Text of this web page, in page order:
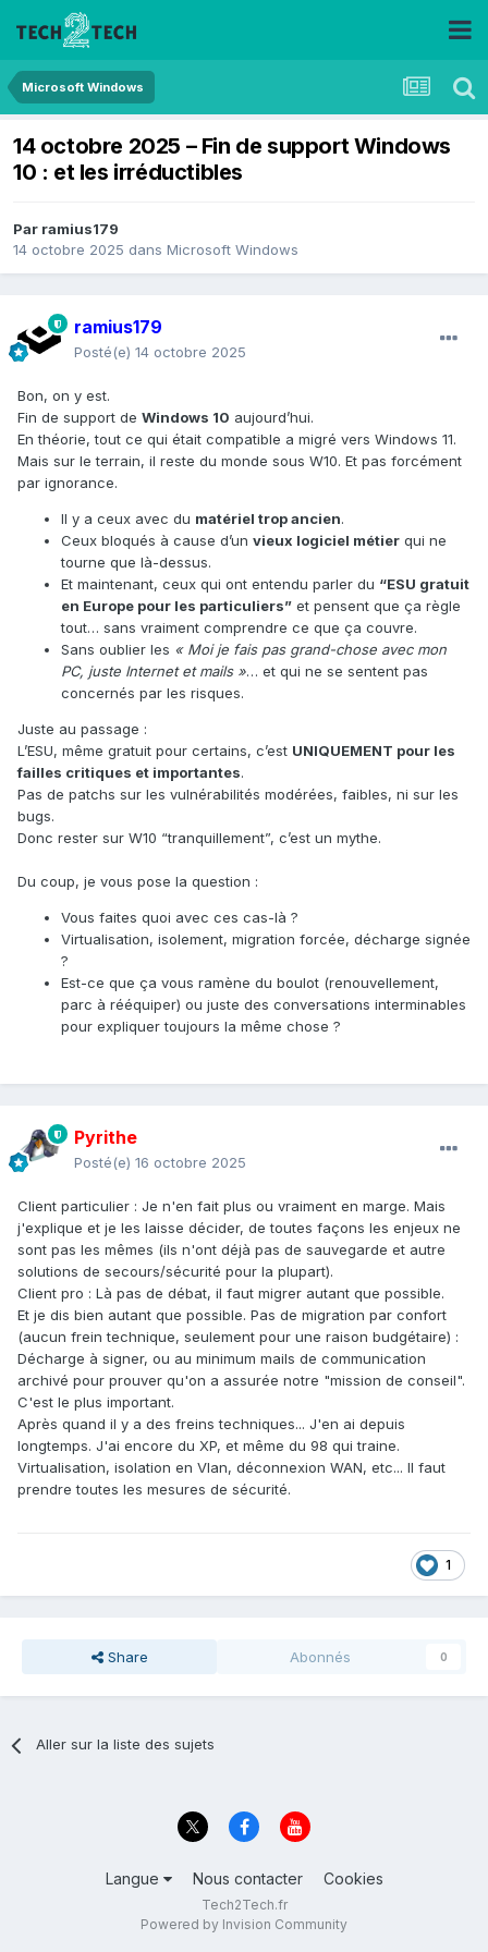
Microsoft Windows
14 octobre 2025 – Fin de support Windows
10 : et les irréductibles
Par ramius179
14 octobre 2025 dans Microsoft Windows
ramius179
Posté(e) 14 octobre 2025
Bon, on y est.
Fin de support de Windows 10 aujourd’hui.
En théorie, tout ce qui était compatible a migré vers Windows 11.
Mais sur le terrain, il reste du monde sous W10. Et pas forcément
par ignorance.
Il y a ceux avec du matériel trop ancien.
Ceux bloqués à cause d’un vieux logiciel métier qui ne
tourne que là-dessus.
Et maintenant, ceux qui ont entendu parler du “ESU gratuit
en Europe pour les particuliers” et pensent que ça règle
tout… sans vraiment comprendre ce que ça couvre.
Sans oublier les « Moi je fais pas grand-chose avec mon
PC, juste Internet et mails »… et qui ne se sentent pas
concernés par les risques.
Juste au passage :
L’ESU, même gratuit pour certains, c’est UNIQUEMENT pour les
failles critiques et importantes.
Pas de patchs sur les vulnérabilités modérées, faibles, ni sur les
bugs.
Donc rester sur W10 “tranquillement”, c’est un mythe.
Du coup, je vous pose la question :
Vous faites quoi avec ces cas-là ?
Virtualisation, isolement, migration forcée, décharge signée
?
Est-ce que ça vous ramène du boulot (renouvellement,
parc à rééquiper) ou juste des conversations interminables
pour expliquer toujours la même chose ?
Pyrithe
Posté(e) 16 octobre 2025
Client particulier : Je n'en fait plus ou vraiment en marge. Mais
j'explique et je les laisse décider, de toutes façons les enjeux ne
sont pas les mêmes (ils n'ont déjà pas de sauvegarde et autre
solutions de secours/sécurité pour la plupart).
Client pro : Là pas de débat, il faut migrer autant que possible.
Et je dis bien autant que possible. Pas de migration par confort
(aucun frein technique, seulement pour une raison budgétaire) :
Décharge à signer, ou au minimum mails de communication
archivé pour prouver qu'on a assurée notre "mission de conseil".
C'est le plus important.
Après quand il y a des freins techniques... J'en ai depuis
longtemps. J'ai encore du XP, et même du 98 qui traine.
Virtualisation, isolation en Vlan, déconnexion WAN, etc... Il faut
prendre toutes les mesures de sécurité.
1
Share Abonnés 0
Aller sur la liste des sujets
Langue Nous contacter Cookies
Tech2Tech.fr
Powered by Invision Community